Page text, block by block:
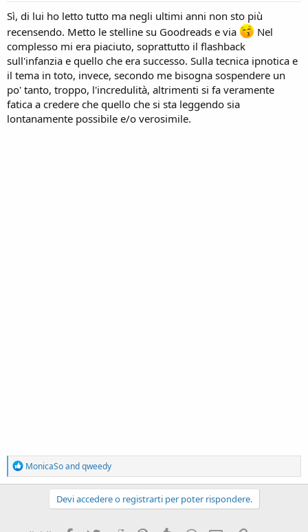
Sì, di lui ho letto tutto ma negli ultimi anni non sto più
recensendo. Metto le stelline su Goodreads e via
Nel
complesso mi era piaciuto, soprattutto il flashback
sull'infanzia e quello che era successo. Sulla tecnica ipnotica e
il tema in toto, invece, secondo me bisogna sospendere un
po' tanto, troppo, l'incredulità, altrimenti si fa veramente
fatica a credere che quello che si sta leggendo sia
lontanamente possibile e/o verosimile.
R
e
a
MonicaSoandqweedy
Devi accedere o registrarti per poter rispondere.